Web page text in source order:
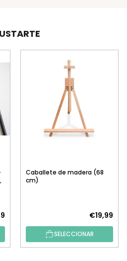
Caballete de madera (68
cm)
€19,99
SELECCIONAR